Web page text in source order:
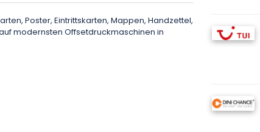
Poster, Eintrittskarten, Mappen, Handzettel,
modernsten Offsetdruckmaschinen in